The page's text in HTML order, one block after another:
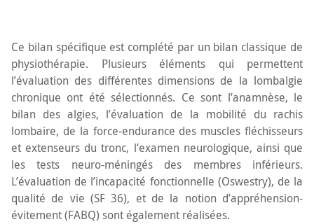
Ce bilan spécifique est complété par un bilan classique de
physiothérapie. Plusieurs éléments qui permettent
l’évaluation des différentes dimensions de la lombalgie
chronique ont été sélectionnés. Ce sont l’anamnèse, le
bilan des algies, l’évaluation de la mobilité du rachis
lombaire, de la force-endurance des muscles fléchisseurs
et extenseurs du tronc, l’examen neurologique, ainsi que
les tests neuro-méningés des membres inférieurs.
L’évaluation de l’incapacité fonctionnelle (Oswestry), de la
qualité de vie (SF 36), et de la notion d’appréhension-
évitement (FABQ) sont également réalisées.